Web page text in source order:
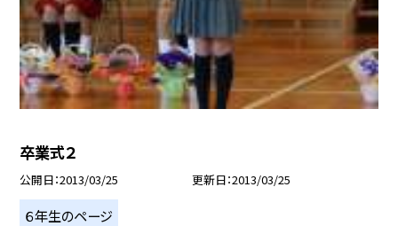
卒業式２
公開日 2013/03/25 更新日 2013/03/25
６年生のページ